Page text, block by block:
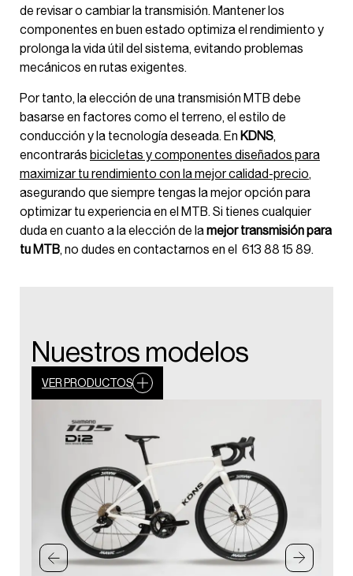
de revisar o cambiar la transmisión. Mantener los
componentes en buen estado optimiza el rendimiento y
prolonga la vida útil del sistema, evitando problemas
mecánicos en rutas exigentes.
Por tanto, la elección de una transmisión MTB debe
basarse en factores como el terreno, el estilo de
conducción y la tecnología deseada. En KDNS,
encontrarás bicicletas y componentes diseñados para
maximizar tu rendimiento con la mejor calidad-precio,
asegurando que siempre tengas la mejor opción para
optimizar tu experiencia en el MTB. Si tienes cualquier
duda en cuanto a la elección de lamejor transmisión para
tu MTB, no dudes en contactarnos en el 613 88 15 89.
Nuestros modelos
VER PRODUCTOS